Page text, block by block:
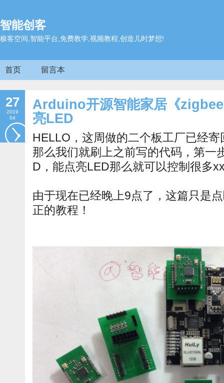
智能创客
极客空间,智能平台,免费教学,视频教程,创造儿时梦想!
首页 留言本
27
2019
04
Arduino开源智能家居《
亮LED
HELLO，这周做的二个板工厂已经寄
那么我们就刷上之前写的代码，第一
D，能点亮LED那么就可以控制很多
由于现在已经晚上9点了，这篇只是
正的教程！